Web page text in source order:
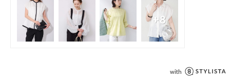
シワ機能付き。
・マシンウォッシャブルでご家庭でのお洗濯が可能。
・イージーケア、アンチピリングでお手入れも簡単です。
ります。また、パソコン・スマートフォンなどの環境により、